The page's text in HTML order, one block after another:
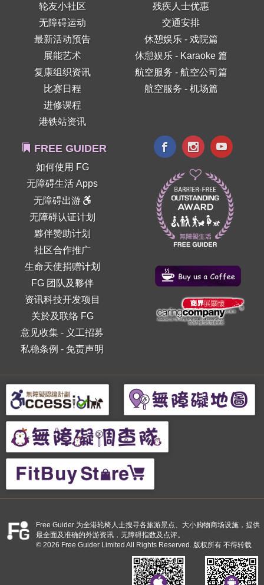
轮友小社区
无障碍运动
最新活动预告
展能艺术
复康组织资讯
比赛日程
进修课程
港铁站资讯
残疾人士优惠
交通安排
休憩娱乐 - 戏院篇
休憩娱乐 - Karaoke 篇
航空服务 - 航空公司篇
航空服务 - 机场篇
FREE GUIDER
如何使用 FG
无障碍生活 Apps
无障碍出游
无障碍认证计划
夥伴赞助计划
社区合作推广
生命天使捐赠计划
FG 团队及夥伴
资讯科技开发项目
关於及联络 FG
意见收集 - 义工招募
私稳条例 - 免责声明
Free Guider 为全港轮椅人士搜寻各旅游景点、大小购物商场设施，提供
最全面及准确的外游资讯，无障碍指数及点评。
© 2026 Free Guider Limited All Rights Reserved. 版权所有 不得转载